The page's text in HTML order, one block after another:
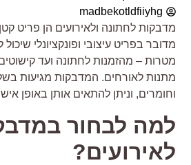
madbekotldfiiyhg
מדבקות לחתונה ולאירועים הן פריט קטן
מדובר בפריט עיצובי ופונקציונלי שיכול
מטרות – מהזמנות לחתונה ועד קישוטים
מתנות לאורחים. המדבקות מגיעות בשלל
וחומרים, וניתן להתאים אותן באופן אישי
למה לבחור
לאירועים?